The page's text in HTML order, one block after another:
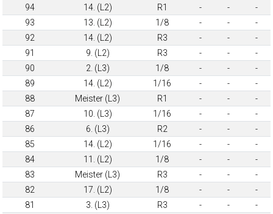
94 14. (L2) R1 - -
-
93
13. (L2) 1/8 - -
-
92
14. (L2) R3 - -
-
91
9. (L2) R3 - -
-
90
2. (L3) 1/8 - -
-
89
14. (L2) 1/16 - -
-
88
Meister (L3) R1 - -
-
87
10. (L3) 1/16 - -
-
86
6. (L3) R2 - -
-
85
14. (L2) 1/16 - -
-
84
11. (L2) 1/8 - -
-
83
Meister (L3) R3 - -
-
82
17. (L2) 1/8 - -
-
81
3. (L3) R3 - -
-